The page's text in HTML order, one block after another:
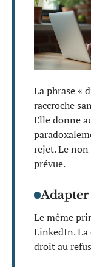
La phrase «
raccroche
Elle donne
rejet. Le
prévue.
Le même
LinkedIn. La
droit au